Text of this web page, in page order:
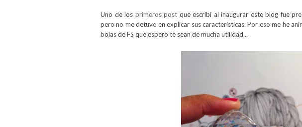
Uno de los primeros post que escribí al inaugurar este blog fue
pero no me detuve en explicar sus características. Por eso me he
bolas de FS que espero te sean de mucha utilidad...